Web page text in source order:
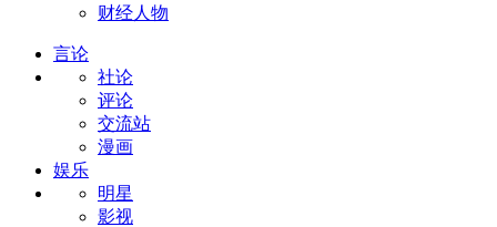
财经人物
言论
社论
评论
交流站
漫画
娱乐
明星
影视